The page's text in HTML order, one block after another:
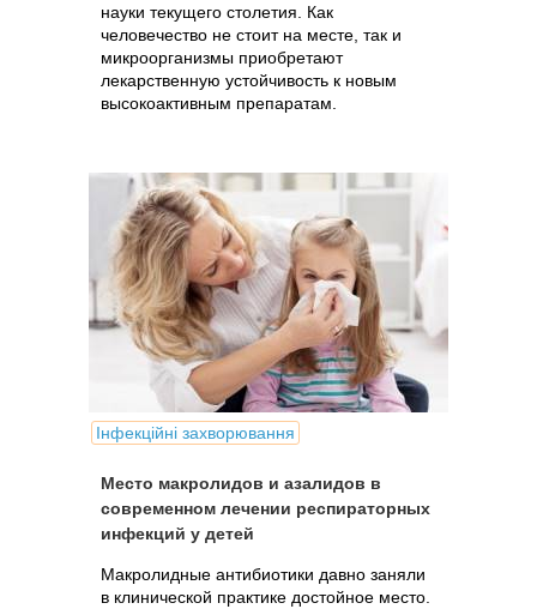
науки текущего столетия. Как
человечество не стоит на месте, так и
микроорганизмы приобретают
лекарственную устойчивость к новым
высокоактивным препаратам.
Інфекційні захворювання
Место макролидов и азалидов в
современном лечении респираторных
инфекций у детей
Макролидные антибиотики давно заняли
в клинической практике достойное место.